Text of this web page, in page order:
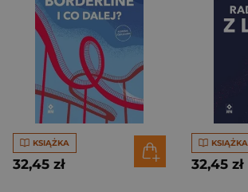
KSIĄŻKA
32,45 zł
KSIĄŻKA
32,45 zł